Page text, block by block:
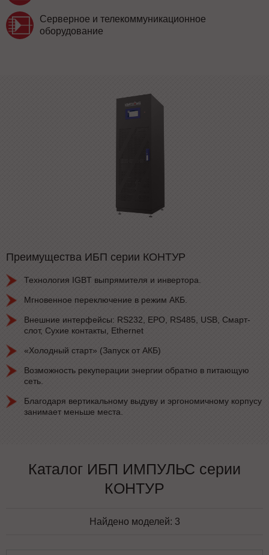
Серверное и телекоммуникационное
оборудование
Преимущества ИБП серии КОНТУР
Технология IGBT выпрямителя и инвертора.
Мгновенное переключение в режим АКБ.
Внешние интерфейсы: RS232, EPO, RS485, USB, Смарт-
слот, Сухие контакты, Ethernet
«Холодный старт» (Запуск от АКБ)
Возможность рекуперации энергии обратно в питающую
сеть.
Благодаря вертикальному выдуву и эргономичному корпусу
занимает меньше места.
Каталог ИБП ИМПУЛЬС серии
КОНТУР
Найдено моделей: 3